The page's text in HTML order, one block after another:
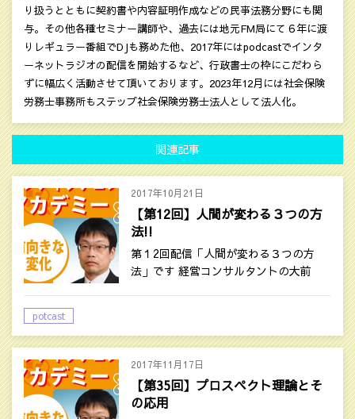
り扱うとともに契約書や内容証明作成などの民亊法務分野にも関
与。その他各種セミナー講師や、過去には地元FM局にて６年に渡
りレギュラー番組でDJも務めた他、2017年にはpodcastでインタ
ーネットラジオの配信を開始するなど、行政書士の枠にこだわら
ずに幅広く活動させて頂いております。2023年12月には社会保険
労務士事務所もステップ社会保険労務士法人として法人化。
関連記事
2017年10月21日
【第12回】人間が変わる３つの方
法!!
第１2回配信「人間が変わる３つの方
法」です 経営コンサルタントの大前
potcast
2017年11月17日
【第35回】プロスペクト理論とそ
の応用